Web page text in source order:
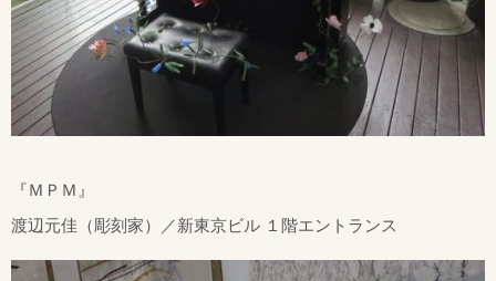
『ＭＰＭ』
渡辺元佳（彫刻家）／新東京ビル １階エントランス